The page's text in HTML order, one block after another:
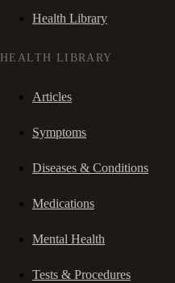
Health Library
HEALTH LIBRARY
Articles
Symptoms
Diseases & Conditions
Medications
Mental Health
Tests & Procedures